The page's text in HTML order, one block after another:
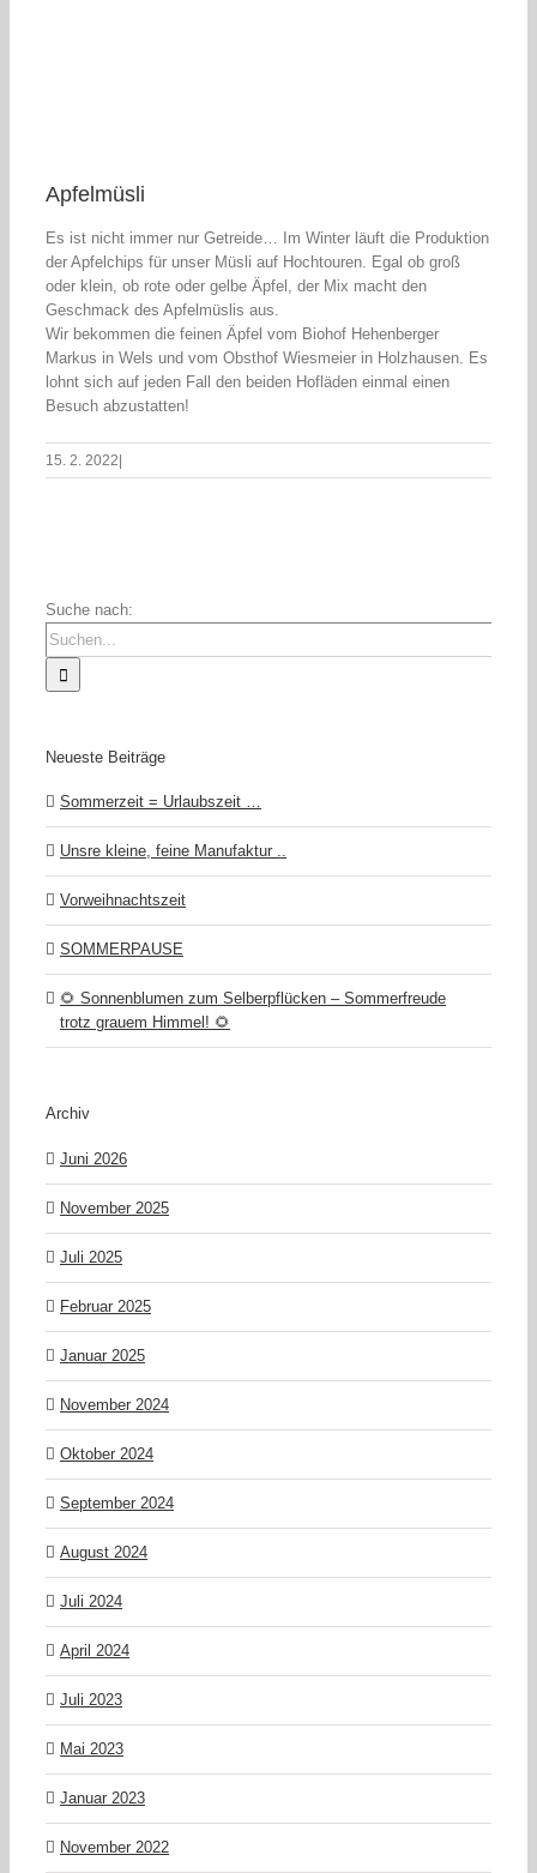
Apfelmüsli
Es ist nicht immer nur Getreide… Im Winter läuft die Produktion
der Apfelchips für unser Müsli auf Hochtouren. Egal ob groß
oder klein, ob rote oder gelbe Äpfel, der Mix macht den
Geschmack des Apfelmüslis aus.
Wir bekommen die feinen Äpfel vom Biohof Hehenberger
Markus in Wels und vom Obsthof Wiesmeier in Holzhausen. Es
lohnt sich auf jeden Fall den beiden Hofläden einmal einen
Besuch abzustatten!
15. 2. 2022
Suche nach:
Neueste Beiträge
Sommerzeit = Urlaubszeit …
Unsre kleine, feine Manufaktur ..
Vorweihnachtszeit
SOMMERPAUSE
🌻 Sonnenblumen zum Selberpflücken – Sommerfreude
trotz grauem Himmel! 🌻
Archiv
Juni 2026
November 2025
Juli 2025
Februar 2025
Januar 2025
November 2024
Oktober 2024
September 2024
August 2024
Juli 2024
April 2024
Juli 2023
Mai 2023
Januar 2023
November 2022